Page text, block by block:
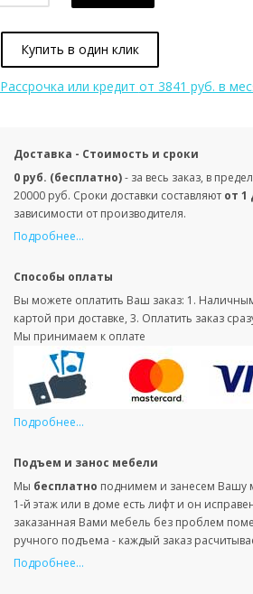
Купить в один клик
Рассрочка или кредит от 3841 руб. в
Доставка - Стоимость и сроки
0 руб. (бесплатно)- за весь заказ, в
20000 руб. Сроки доставки составляют от 1
зависимости от производителя.
Подробнее...
Способы оплаты
Вы можете оплатить Ваш заказ: 1.
картой при доставке, 3. Оплатить заказ
Мы принимаем к оплате
Подробнее...
Подъем и занос мебели
Мы бесплатно поднимем и занесем Вашу
1-й этаж или в доме есть лифт и он
заказанная Вами мебель без проблем
ручного подъема - каждый заказ
Подробнее...